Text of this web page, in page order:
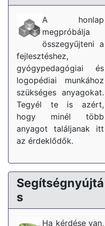
A honlap
megpróbálja
összegyűjteni a
fejlesztéshez,
gyógypedagógiai és
logopédiai munkához
szükséges anyagokat.
Tegyél te is azért,
hogy minél több
anyagot találjanak itt
az érdeklődők.
Segítségnyújtá
s
Ha kérdése van,